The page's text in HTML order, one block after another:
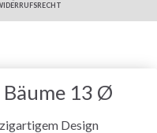
13 Ø
Design